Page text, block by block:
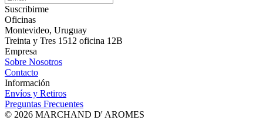
Suscribirme
Oficinas
Montevideo, Uruguay
Treinta y Tres 1512 oficina 12B
Empresa
Sobre Nosotros
Contacto
Información
Envíos y Retiros
Preguntas Frecuentes
© 2026 MARCHAND D' AROMES